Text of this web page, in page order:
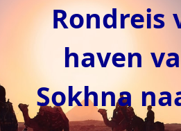
Rondreis
haven
Sokhna